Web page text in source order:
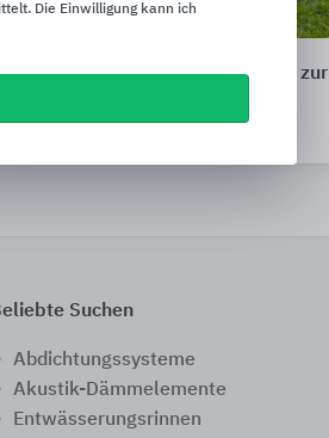
Mauer- und Böschungssysteme zur
Suchen
Abdichtungssysteme
Akustik-Dämmelemente
Entwässerungsrinnen
Die Einwilligung kann ich